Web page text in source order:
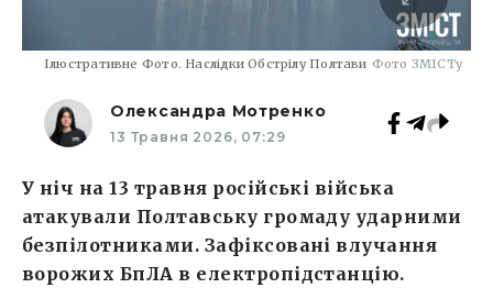
Ілюстративне Фото. Наслідки Обстрілу Полтави Фото ЗМІСТу
Олександра Мотренко
13 Травня 2026, 07:29
У ніч на 13 травня російські війська
атакували Полтавську громаду ударними
безпілотниками. Зафіксовані влучання
ворожих БпЛА в електропідстанцію.